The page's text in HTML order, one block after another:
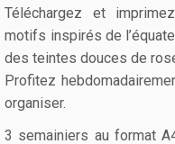
Téléchargez et
motifs inspirés de
des teintes douces de
Profitez
organiser.
3 semainiers au format